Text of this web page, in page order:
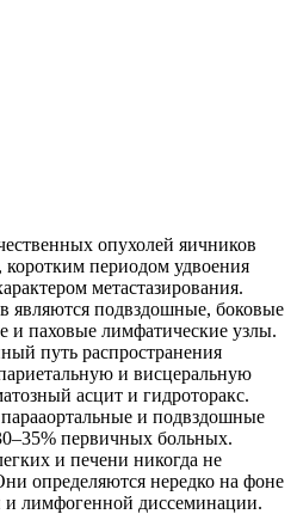
опухолей яичников
коротким периодом удвоения
метастазирования.
являются подвздошные, боковые
и паховые лимфатические узлы.
путь распространения
и висцеральную
асцит и гидроторакс.
и подвздошные
первичных больных.
и печени никогда не
определяются нередко на фоне
лимфогенной диссеминации.